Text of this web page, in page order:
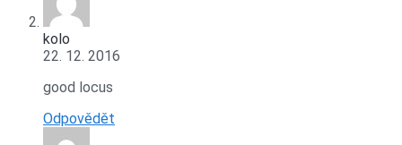
kolo
22. 12. 2016
good locus
Odpovědět